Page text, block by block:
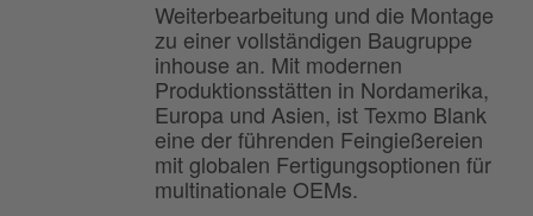
Weiterbearbeitung und die Montage
zu einer vollständigen Baugruppe
inhouse an. Mit modernen
Produktionsstätten in Nordamerika,
Europa und Asien, ist Texmo Blank
eine der führenden Feingießereien
mit globalen Fertigungsoptionen für
multinationale OEMs.